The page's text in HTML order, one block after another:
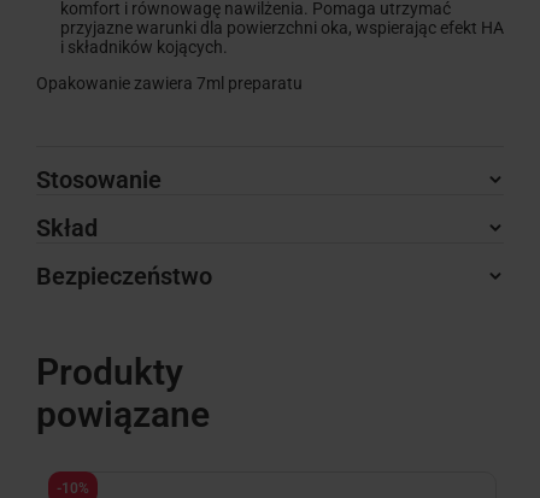
komfort i równowagę nawilżenia. Pomaga utrzymać
przyjazne warunki dla powierzchni oka, wspierając efekt HA
i składników kojących.
Opakowanie zawiera 7ml preparatu
Stosowanie
Skład
Bezpieczeństwo
Produkty
powiązane
-10%